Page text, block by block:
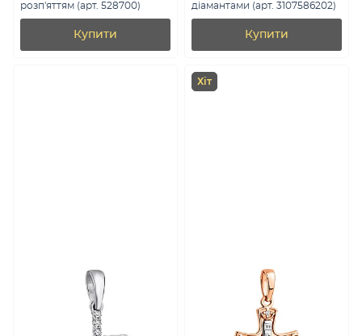
розп'яттям (арт. 528700)
Купити
діамантами (арт. 3107586202)
Купити
Хіт